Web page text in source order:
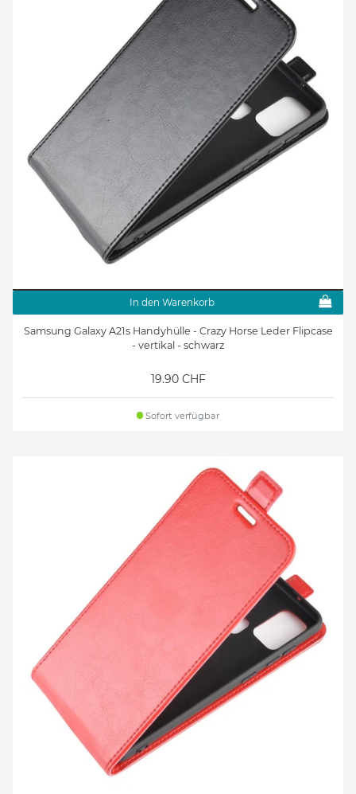
In den Warenkorb
Samsung Galaxy A21s Handyhülle - Crazy Horse Leder Flipcase
- vertikal - schwarz
19.90 CHF
Sofort verfügbar